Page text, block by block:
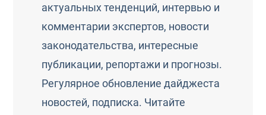
актуальных тенденций, интервью и
комментарии экспертов, новости
законодательства, интересные
публикации, репортажи и прогнозы.
Регулярное обновление дайджеста
новостей, подписка. Читайте